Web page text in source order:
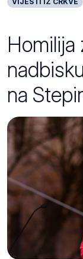
Homilija
na